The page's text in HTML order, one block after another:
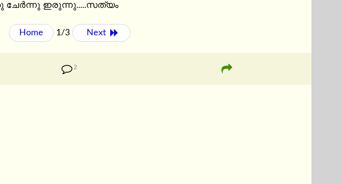
ചേർന്നു ഇരുന്നു.....സത്യം
Home 1/3 Next
2